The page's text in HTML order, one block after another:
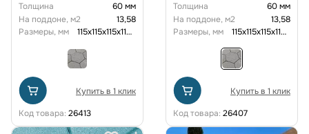
Толщина
60 мм
На поддоне, м2
13,58
Размеры, мм
115x115x115x115x115x115x60
Купить в 1 клик
Код товара: 26413
Толщина
60 мм
На поддоне, м2
13,58
Размеры, мм
115x115x115x115x115x115x60
Купить в 1 клик
Код товара: 26407